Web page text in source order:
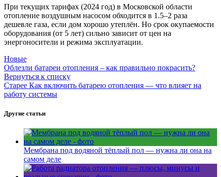
При текущих тарифах (2024 год) в Московской области
отопление воздушным насосом обходится в 1.5–2 раза
дешевле газа, если дом хорошо утеплён. Но срок окупаемости
оборудования (от 5 лет) сильно зависит от цен на
энергоносители и режима эксплуатации.
Новые
Облезли батареи отопления – как правильно покрасить?
Вернуться к списку
Старее Как включить батарею отопления — что влияет на
работу системы
Другие статьи
Мембрана под водяной тёплый пол — нужна ли она на
самом деле